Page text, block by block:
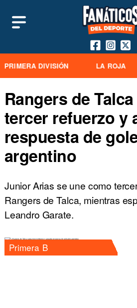
PRIMERA DIVISIÓN LA ROJA
Rangers de
tercer refuerzo y
respuesta de
argentino
Junior Arias se une como
Rangers de Talca, mientras
Leandro Garate.
Primera B